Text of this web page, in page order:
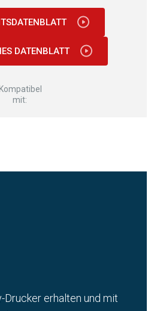
DATENBLATT
mit:
Drucker erhalten und mit